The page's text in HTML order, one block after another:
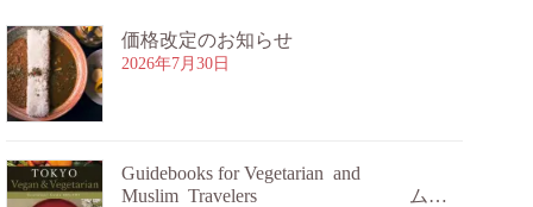
価格改定のお知らせ
2026年7月30日
Guidebooks for Vegetarian and
Muslim Travelers ムス